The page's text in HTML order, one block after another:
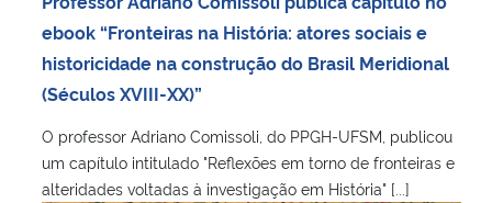
Ministério da Saúde
Ministério de Minas e Energia
Ministério da Ciência, Tecnologia, Inovações e Comunicações
ebook “Fronteiras na História: atores sociais e
historicidade na construção do Brasil Meridional
(Séculos XVIII-XX)”
O professor Adriano Comissoli, do PPGH-UFSM, publicou
um capítulo intitulado "Reflexões em torno de fronteiras e
alteridades voltadas à investigação em História" [...]